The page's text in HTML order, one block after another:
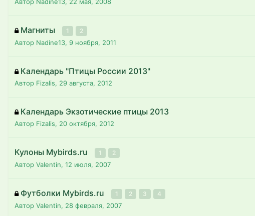
Магниты 1 2
Автор Nadine13, 9 ноября, 2011
Календарь "Птицы России 2013"
Автор Fizalis, 29 августа, 2012
Календарь Экзотические птицы 2013
Автор Fizalis, 20 октября, 2012
Кулоны Mybirds.ru 1 2
Автор Valentin, 12 июля, 2007
Футболки Mybirds.ru 1 2 3 4
Автор Valentin, 28 февраля, 2007